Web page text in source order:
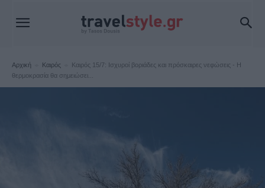
Αρχική Καιρός
Καιρός 15/7: Ισχυροί βοριάδες και πρόσκαιρες νεφώσεις - Η
θερμοκρασία θα σημειώσει...